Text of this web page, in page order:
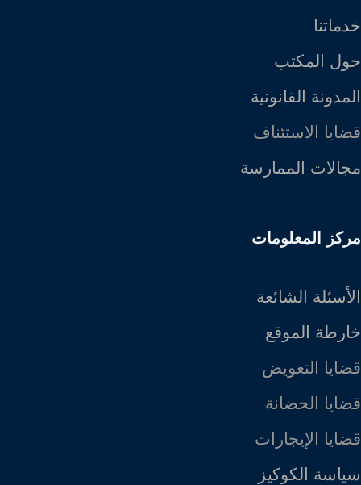
خدماتنا
حول المكتب
المدونة القانونية
قضايا الاستئناف
مجالات الممارسة
مركز المعلومات
الأسئلة الشائعة
خارطة الموقع
قضايا التعويض
قضايا الحضانة
قضايا الإيجارات
سياسة الكوكيز